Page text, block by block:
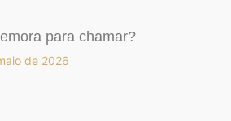
para chamar?
de 2026